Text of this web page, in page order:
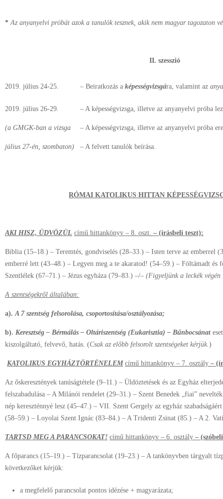
* Az anyanyelvi próbát azok a tanulók tesznek, akik nem magyar tagozaton
II. szesszió
2019. július 24-25. – Beiratkozás a képességvizsgára, valamint az
2019. július 26-29.
(a GMGK-ban a vizsga
július 27-én, szombaton)
– A képességvizsga, illetve az anyanyelvi próba
– A képességvizsga, illetve az anyanyelvi próba
– A felvett tanulók beírása.
RÓMAI KATOLIKUS HITTAN
AKI HISZ, ÜDVÖZÜL című hittankönyv – 8. oszt. – (írásbeli teszt):
Biblia (15–18.) – Teremtés, gondviselés (28–33.) – Isten terve az emberrel
emberré lett (43–48.) – Legyen meg a te akaratod! (54–59.) – Föltámadt és
Szentlélek (67–71.) – Jézus egyháza (79–83.) –/– (Figyeljünk a leckék végén
A szentségekről általában:
a).A 7 szentség felsorolása, csoportosítása/osztályozása;
b). Keresztség – Bérmálás – Oltáriszentség (Eukarisztia) – Bűnbocsánat
kiszolgáltató, felvevő, hatás. (Csak az előbb felsorolt szentségeket kérjük.)
KATOLIKUS EGYHÁZTÖRTÉNELEM című hittankönyv – 7. osztály –
Az őskeresztények tanúságtétele (9–11.) – Üldöztetések és az Egyház
felszabadulása – A Milánói rendelet (29–31.) – Szent Benedek „fiai”
nép kereszténnyé lesz (45–47.) – VII. Szent Gergely az egyház
(58–59.) – Loyolai Szent Ignác (83–84.) – A Tridenti Zsinat (85.) – A 2.
TARTSD MEG A PARANCSOKAT! című hittankönyv – 6. osztály –
A főparancs (15–19.) – Tízparancsolat (19–23.) – A tankönyvben tárgyalt
következőket kérjük:
a megfelelő parancsolat pontos idézése + magyarázata;